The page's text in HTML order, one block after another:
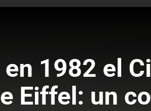
1982 el
Eiffel: un